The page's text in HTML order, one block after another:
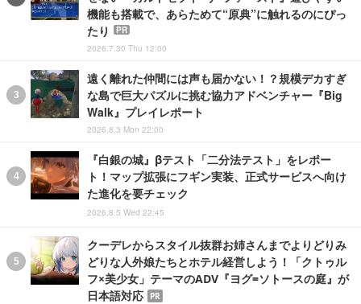
機能も搭載で、あらためて“原典”に触れるのにぴっ
たり
PR
2026.7.30 Thu 12:00
遠く離れた仲間には声も届かない！？規模デカすぎ
な島で巨大パズルに挑む協力アドベンチャー『Big
Walk』プレイレポート
2026.8.3 Mon 22:00
『白銀の城』βテスト「二分法テスト」をレポー
ト！マップ拡張にフギン実装、正式サービスへ向け
た進化を要チェック
2026.8.5 Wed 22:45
クーデレからスタイル抜群お姉さんまでよりどりみ
どりな人外娘たちとホテル経営しよう！「クトゥル
フ×美少女」テーマのADV『ヨグ=ソトースの庭』が
日本語対応
PR